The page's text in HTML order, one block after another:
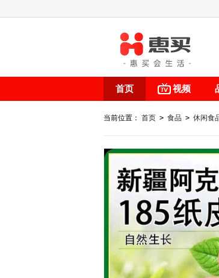
首页 视频
当前位置： 首页 > 食品 > 休闲食